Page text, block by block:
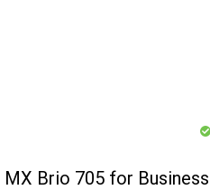
MX Brio 705 for Business